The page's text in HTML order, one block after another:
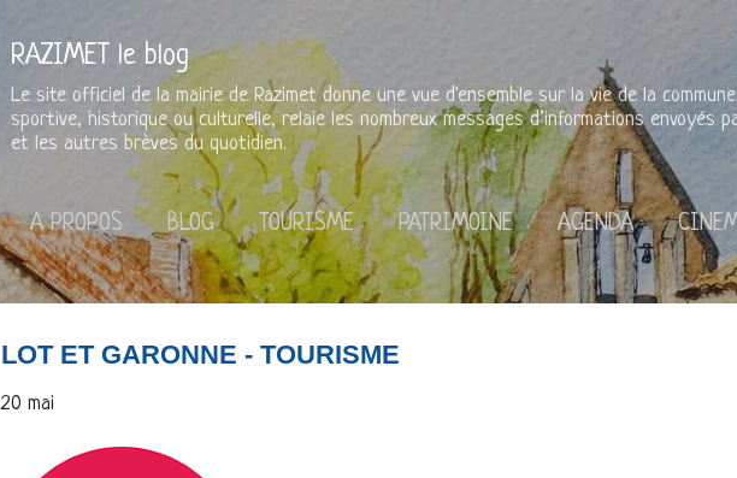
RAZIMET le blog
Le site officiel de la mairie de Razimet donne une vue d'ensemble sur la vie de la
sportive, historique ou culturelle, relaie les nombreux messages d’informations envoyés
et les autres brèves du quotidien.
A PROPOS BLOG TOURISME PATRIMOINE AGENDA
LOT ET GARONNE - TOURISME
20 mai